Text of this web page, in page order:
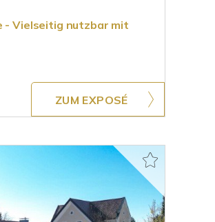
- Vielseitig nutzbar mit
ZUM EXPOSÉ